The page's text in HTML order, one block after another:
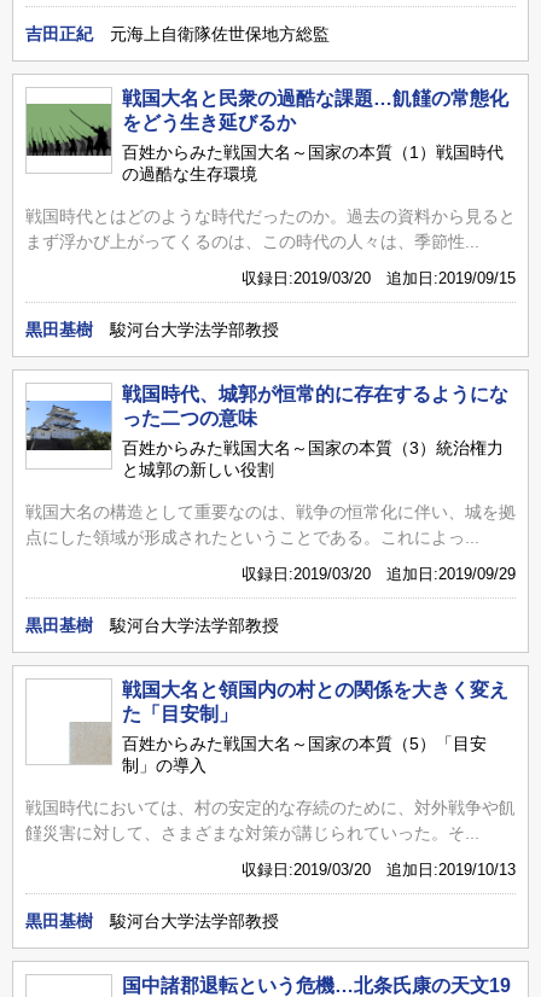
吉田正紀 元海上自衛隊佐世保地方総監
戦国大名と民衆の過酷な課題…飢饉の常態化
をどう生き延びるか
百姓からみた戦国大名～国家の本質（1）戦国時代
の過酷な生存環境
戦国時代とはどのような時代だったのか。過去の資料から見ると
まず浮かび上がってくるのは、この時代の人々は、季節性...
収録日:2019/03/20 追加日:2019/09/15
黒田基樹 駿河台大学法学部教授
戦国時代、城郭が恒常的に存在するようにな
った二つの意味
百姓からみた戦国大名～国家の本質（3）統治権力
と城郭の新しい役割
戦国大名の構造として重要なのは、戦争の恒常化に伴い、城を拠
点にした領域が形成されたということである。これによっ...
収録日:2019/03/20 追加日:2019/09/29
黒田基樹 駿河台大学法学部教授
戦国大名と領国内の村との関係を大きく変え
た「目安制」
百姓からみた戦国大名～国家の本質（5）「目安
制」の導入
戦国時代においては、村の安定的な存続のために、対外戦争や飢
饉災害に対して、さまざまな対策が講じられていった。そ...
収録日:2019/03/20 追加日:2019/10/13
黒田基樹 駿河台大学法学部教授
国中諸郡退転という危機…北条氏康の天文19